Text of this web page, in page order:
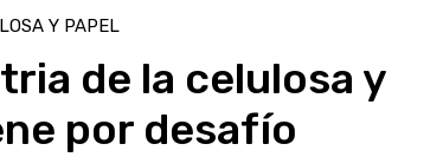
Y PAPEL
de la celulosa y
por desafío